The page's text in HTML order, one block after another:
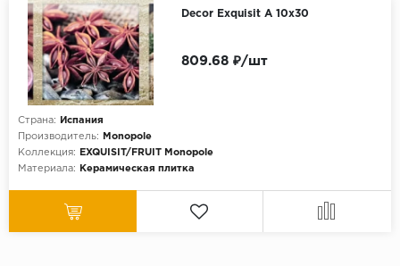
Decor Exquisit A 10x30
Страна:
Испания
Производитель:
Monopole
Коллекция:
EXQUISIT/FRUIT Monopole
Материала:
Керамическая плитка
809.68 ₽/шт